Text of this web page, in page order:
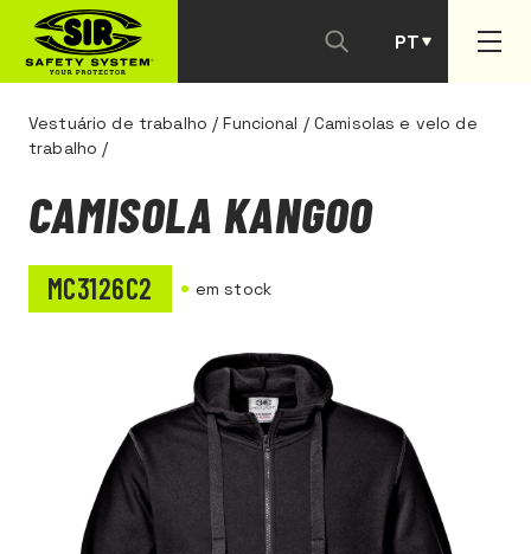
PT
ES
Vestuário de trabalho /Funcional /Camisolas e velo de
trabalho /
CAMISOLA KANGOO
MC3126C2 em stock